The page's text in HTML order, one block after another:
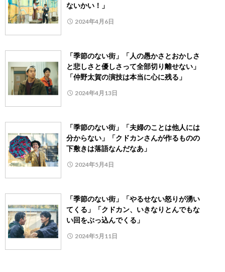
ないかい！」
2024年4月6日
「季節のない街」「人の愚かさとおかしさ
と悲しさと優しさって全部切り離せない」
「仲野太賀の演技は本当に心に残る」
2024年4月13日
「季節のない街」「夫婦のことは他人には
分からない」「クドカンさんが作るものの
下敷きは落語なんだなあ」
2024年5月4日
「季節のない街」「やるせない怒りが湧い
てくる」「クドカン、いきなりとんでもな
い回をぶっ込んでくる」
2024年5月11日